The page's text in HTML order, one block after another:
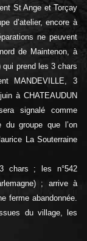
St Ange et Torçay
d’atelier, encore à
ne peuvent
de Maintenon, à
qui prend les 3 chars
MANDEVILLE, 3
à CHATEAUDUN
signalé comme
groupe que l’on
La Souterraine
chars ; les n°542
; arrive à
ferme abandonnée.
du village, les